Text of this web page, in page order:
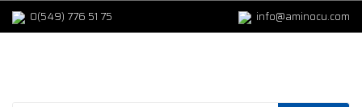
0(549) 776 51 75 info@aminocu.com